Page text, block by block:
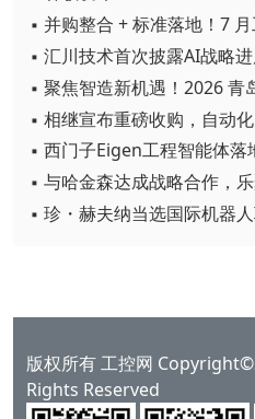
▪ 并购整合 + 标准落地！7
▪ 珍・赫夫纳当选国际机器
版权所有 工控网
Rights Reserved